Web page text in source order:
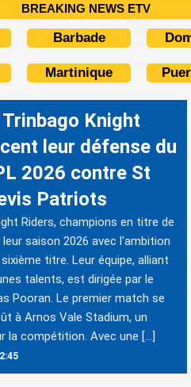
BREAKING NEWS ETV
Barbade
Martinique
Knight
leur défense du
2026 contre St
Patriots
Riders, champions en titre de
saison 2026 avec l'ambition
titre. Leur équipe, alliant
talents, est dirigée par le
Pooran. Le premier match se
à Arnos Vale Stadium, un
la compétition. Avec une […]